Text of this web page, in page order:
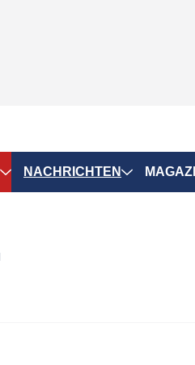
NACHRICHTEN